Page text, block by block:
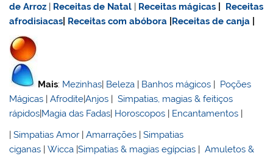
de Arroz | Receitas de Natal | Receitas mágicas
Receitas
afrodisiacas Receitas com abóbora Receitas de canja
Mais: Mezinhas| Beleza | Banhos mágicos | Poções
Mágicas |Afrodite|Anjos |Simpatias, magias & feitiços
rápidos|Magia das Fadas| Horoscopos | Encantamentos |
|Simpatias Amor |Amarrações |Simpatias
ciganas |Wicca |Simpatias & magias egípcias |Amuletos &